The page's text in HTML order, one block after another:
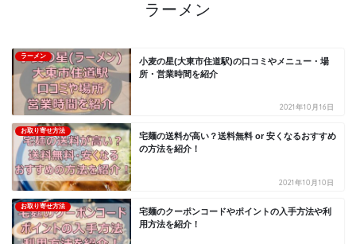
ラーメン
ラーメン
小麦の星(大東市住道駅)の口コミやメニュー・場
所・営業時間を紹介
2021年10月16日
お取り寄せ方法
宅麺の送料が高い？送料無料 or 安くなるおすすめ
の方法を紹介！
2021年10月10日
お取り寄せ方法
宅麺のクーポンコードやポイントの入手方法や利
用方法を紹介！